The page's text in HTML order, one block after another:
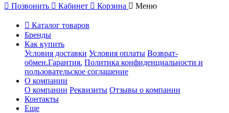
Позвонить
Кабинет Корзина Меню
Каталог товаров
Бренды
Как купить
Условия доставки Условия оплаты Возврат-
обмен.Гарантия. Политика конфиденциальности и
пользовательское соглашение
О компании
О компании Реквизиты Отзывы о компании
Контакты
Еще